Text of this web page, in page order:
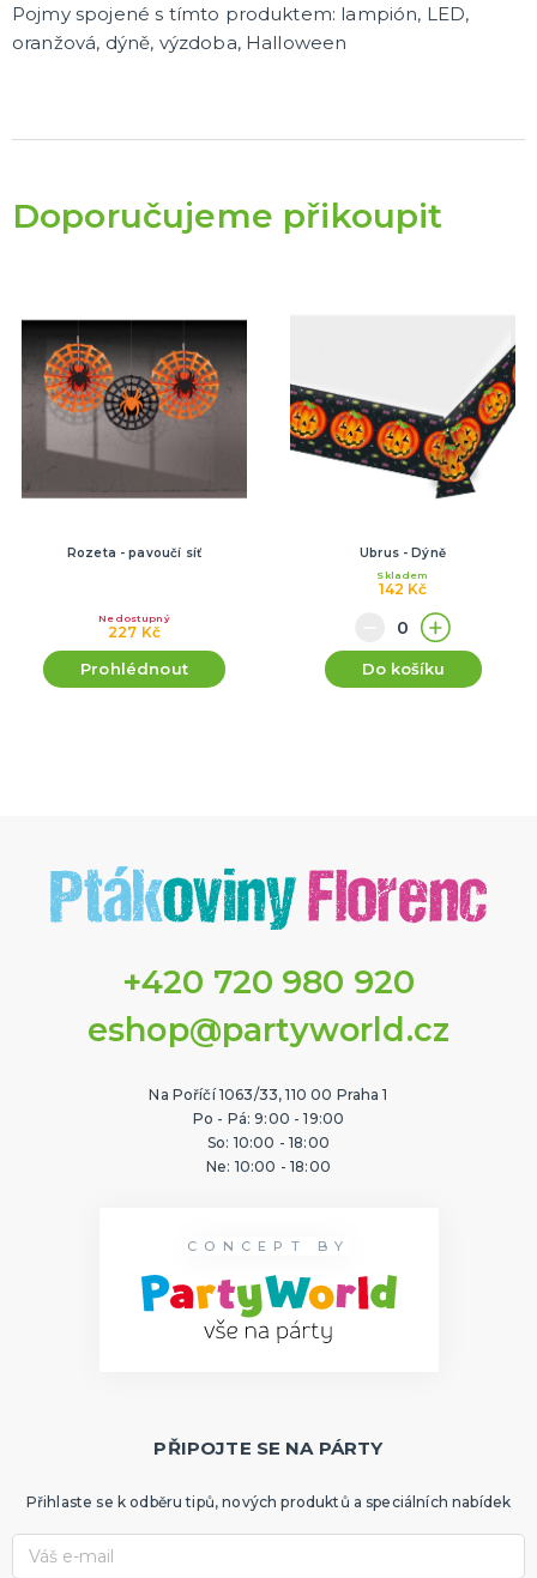
Pojmy spojené s tímto produktem: lampión, LED,
oranžová, dýně, výzdoba, Halloween
Doporučujeme přikoupit
Rozeta - pavoučí síť
227 Kč
Nedostupný
Prohlédnout
Ubrus - Dýně
142 Kč
Skladem
Do košíku
+420 720 980 920
eshop@partyworld.cz
Na Poříčí 1063/33, 110 00 Praha 1
Po - Pá: 9:00 - 19:00
So: 10:00 - 18:00
Ne: 10:00 - 18:00
CONCEPT BY
PŘIPOJTE SE NA PÁRTY
Přihlaste se k odběru tipů, nových produktů a speciálních nabídek